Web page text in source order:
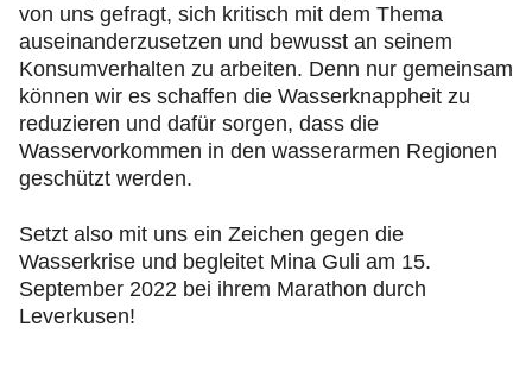
von uns gefragt, sich kritisch mit dem Thema
auseinanderzusetzen und bewusst an seinem
Konsumverhalten zu arbeiten. Denn nur gemeinsam
können wir es schaffen die Wasserknappheit zu
reduzieren und dafür sorgen, dass die
Wasservorkommen in den wasserarmen Regionen
geschützt werden.
Setzt also mit uns ein Zeichen gegen die
Wasserkrise und begleitet Mina Guli am 15.
September 2022 bei ihrem Marathon durch
Leverkusen!